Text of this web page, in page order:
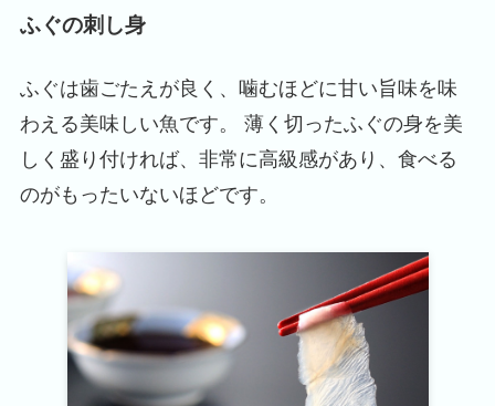
ふぐの刺し身
ふぐは歯ごたえが良く、噛むほどに甘い旨味を味
わえる美味しい魚です。 薄く切ったふぐの身を美
しく盛り付ければ、非常に高級感があり、食べる
のがもったいないほどです。